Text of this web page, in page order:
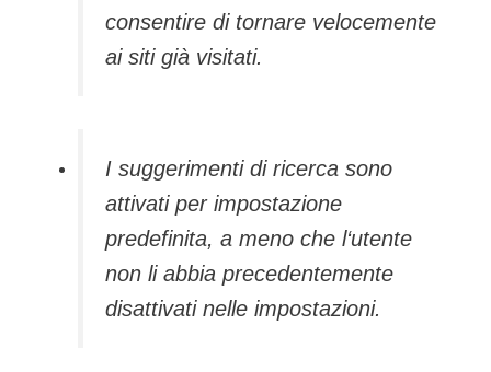
consentire di tornare velocemente
ai siti già visitati.
I suggerimenti di ricerca sono
attivati per impostazione
predefinita, a meno che l‘utente
non li abbia precedentemente
disattivati nelle impostazioni.